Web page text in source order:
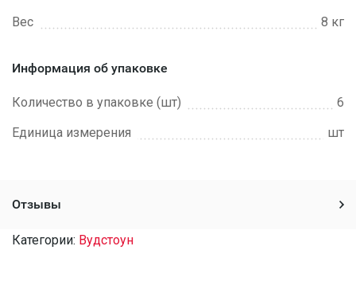
Вес
8 кг
Информация об упаковке
Количество в упаковке (шт)
6
Единица измерения
шт
Отзывы
Категории: Вудстоун